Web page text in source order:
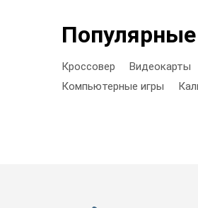
Популярные
Кроссовер Видеокарты
Компьютерные игры